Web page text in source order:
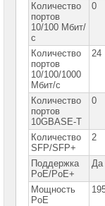
Оборудование
для
IP-
телефонии
Сетевое
оборудование
Ubiquity
Сетевые
адаптеры
Сетевое
оборудование
Allied
Telesis
Количество
портов
10/100 Мбит/
с
0
Количество
портов
10/100/1000
Мбит/с
24
Количество
портов
10GBASE-T
0
Количество
SFP/SFP+
2
Поддержка
PoE/PoE+
Да
Мощность
PoE